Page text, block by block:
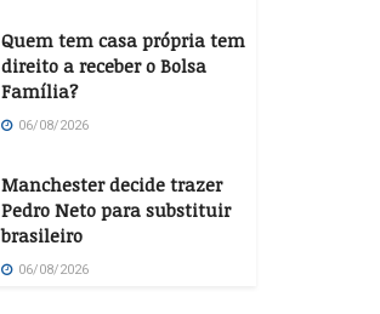
Quem tem casa própria tem
direito a receber o Bolsa
Família?
06/08/2026
Manchester decide trazer
Pedro Neto para substituir
brasileiro
06/08/2026